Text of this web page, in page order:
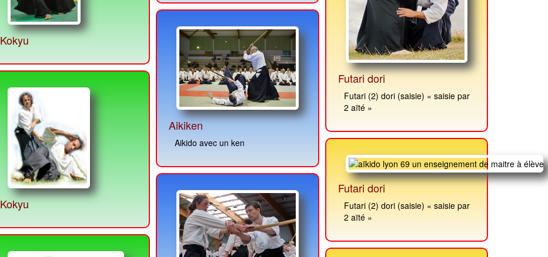
Kokyu
Kokyu
Aikiken
Aikido avec un ken
Futari dori
Futari (2) dori (saisie) « saisie par
2 aïté »
Futari dori
Futari (2) dori (saisie) « saisie par
2 aïté »